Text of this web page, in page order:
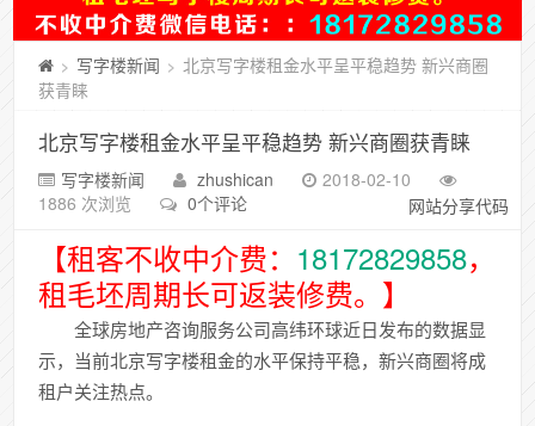
> 写字楼新闻 > 北京写字楼租金水平呈平稳趋势 新兴商圈
获青睐
北京写字楼租金水平呈平稳趋势 新兴商圈获青睐
写字楼新闻 zhushican
2018-02-10
1886 次浏览
0个评论 网站分享代码
【租客不收中介费： 18172829858，
租毛坯周期长可返装修费。】
全球房地产咨询服务公司高纬环球近日发布的数据显
示，当前北京写字楼租金的水平保持平稳，新兴商圈将成
租户关注热点。